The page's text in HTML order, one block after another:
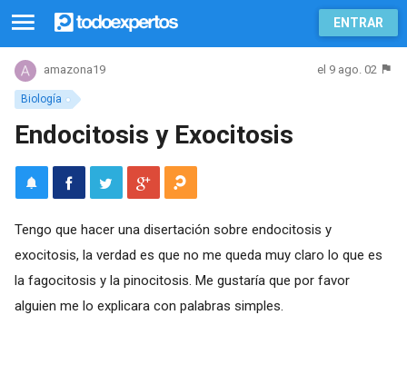
ENTRAR
Biología
amazona19 el 9 ago. 02
Endocitosis y Exocitosis
Tengo que hacer una disertación sobre endocitosis y
exocitosis, la verdad es que no me queda muy claro lo que es
la fagocitosis y la pinocitosis. Me gustaría que por favor
alguien me lo explicara con palabras simples.